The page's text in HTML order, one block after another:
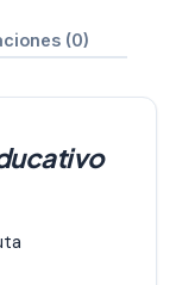
(0)